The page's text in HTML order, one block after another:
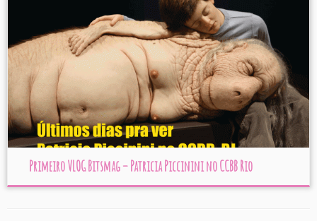
Primeiro VLOG Bitsmag – Patricia Piccinini no CCBB Rio